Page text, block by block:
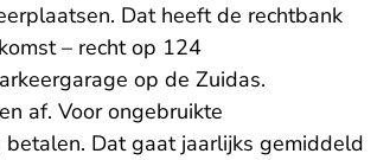
Dat heeft de rechtbank
– recht op 124
op de Zuidas.
af. Voor ongebruikte
Dat gaat jaarlijks gemiddeld